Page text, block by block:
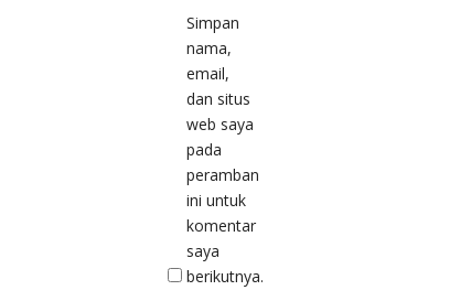
Simpan
nama,
email,
dan situs
web saya
pada
peramban
ini untuk
komentar
saya
berikutnya.